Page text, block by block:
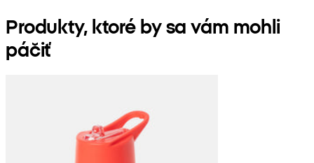
Produkty, ktoré by sa vám mohli
páčiť